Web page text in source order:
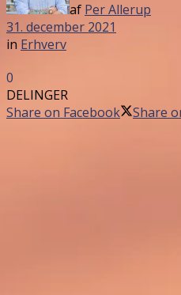
af Per Allerup
31. december 2021
in Erhverv
0
DELINGER
Share on Facebook
Share